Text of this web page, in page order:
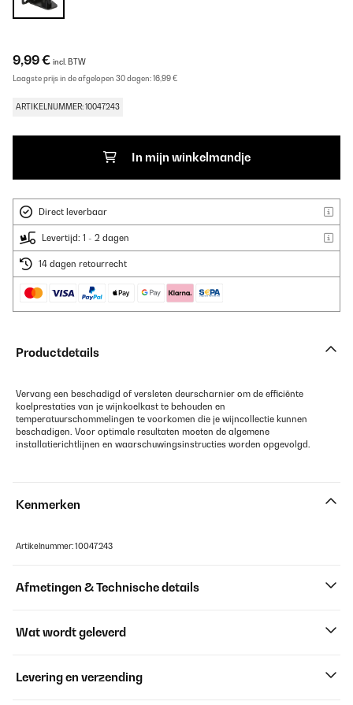
9,99 € incl. BTW
Laagste prijs in de afgelopen 30 dagen:16,99 €
ARTIKELNUMMER: 10047243
In mijn winkelmandje
Direct leverbaar
Levertijd: 1 - 2 dagen
14 dagen retourrecht
Productdetails
Vervang een beschadigd of versleten deurscharnier om de efficiënte
koelprestaties van je wijnkoelkast te behouden en
temperatuurschommelingen te voorkomen die je wijncollectie kunnen
beschadigen. Voor optimale resultaten moeten de algemene
installatierichtlijnen en waarschuwingsinstructies worden opgevolgd.
Kenmerken
Artikelnummer: 10047243
Afmetingen & Technische details
Wat wordt geleverd
Levering en verzending